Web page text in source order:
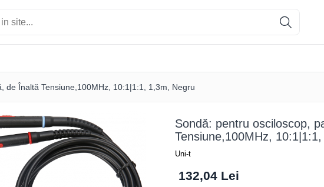
de Înaltă Tensiune,100MHz, 10:1|1:1, 1,3m, Negru
Sondă: pentru osciloscop,
Tensiune,100MHz,
Uni-t
132,04 Lei